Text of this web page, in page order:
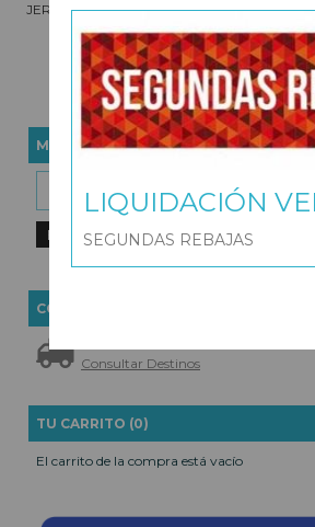
MARCAS
COSTES DE ENVÍO
Consultar Destinos
TU CARRITO (0)
El carrito de la compra está vacío
JERSEY DIBUJO COCHE BEBÉ
11,48 €22,95 €
LIQUIDACIÓN
SEGUNDAS REBAJAS